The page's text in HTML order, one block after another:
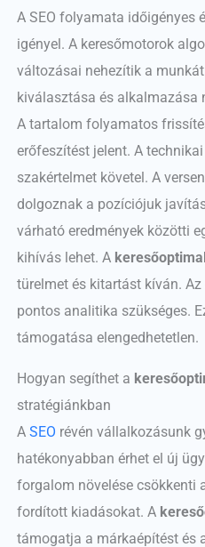
A SEO folyamata időigényes
igényel. A keresőmotorok
változásai nehezítik a
kiválasztása és alkalmazása
A tartalom folyamatos
erőfeszítést jelent. A
szakértelmet követel. A
dolgoznak a pozíciójuk
várható eredmények közötti
kihívás lehet. A
türelmet és kitartást kíván. Az
pontos analitika szükséges.
támogatása elengedhetetlen.
Hogyan segíthet a
stratégiánkban
A SEO révén vállalkozásunk
hatékonyabban érhet el új
forgalom növelése csökkenti
fordított kiadásokat. A
támogatja a márkaépítést és